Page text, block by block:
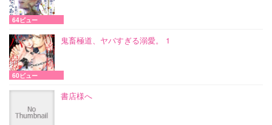
64ビュー
鬼畜極道、ヤバすぎる溺愛。 1
60ビュー
書店様へ